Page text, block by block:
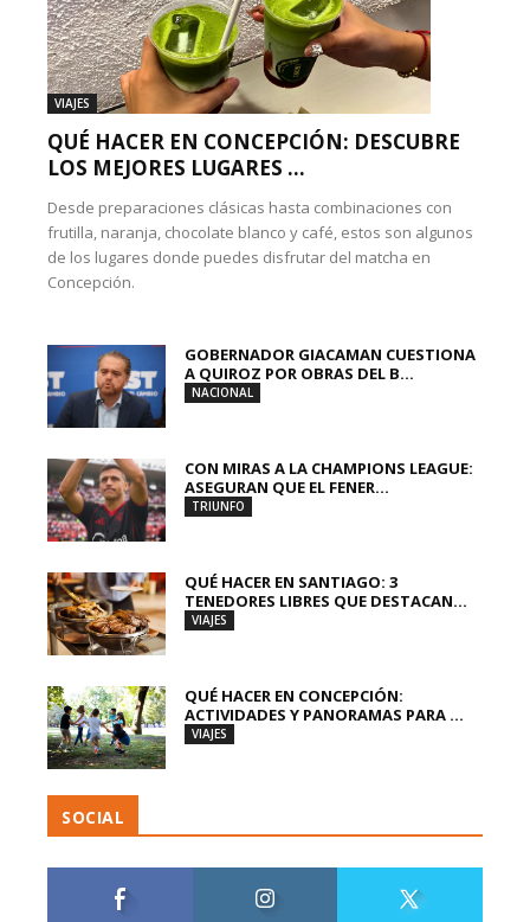
VIAJES
QUÉ HACER EN CONCEPCIÓN: DESCUBRE
LOS MEJORES LUGARES ...
Desde preparaciones clásicas hasta combinaciones con
frutilla, naranja, chocolate blanco y café, estos son algunos
de los lugares donde puedes disfrutar del matcha en
Concepción.
GOBERNADOR GIACAMAN CUESTIONA
A QUIROZ POR OBRAS DEL B...
NACIONAL
CON MIRAS A LA CHAMPIONS LEAGUE:
ASEGURAN QUE EL FENER...
TRIUNFO
QUÉ HACER EN SANTIAGO: 3
TENEDORES LIBRES QUE DESTACAN...
VIAJES
QUÉ HACER EN CONCEPCIÓN:
ACTIVIDADES Y PANORAMAS PARA ...
VIAJES
SOCIAL